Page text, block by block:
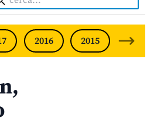
2016 2015 2014